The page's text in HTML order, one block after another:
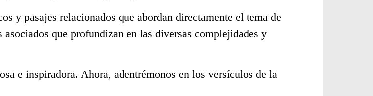
y pasajes relacionados que abordan directamente el tema de
que profundizan en las diversas complejidades y
e inspiradora. Ahora, adentrémonos en los versículos de la